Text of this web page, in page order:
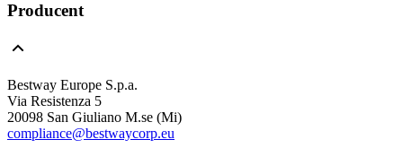
Producent
Bestway Europe S.p.a.
Via Resistenza 5
20098 San Giuliano M.se (Mi)
compliance@bestwaycorp.eu